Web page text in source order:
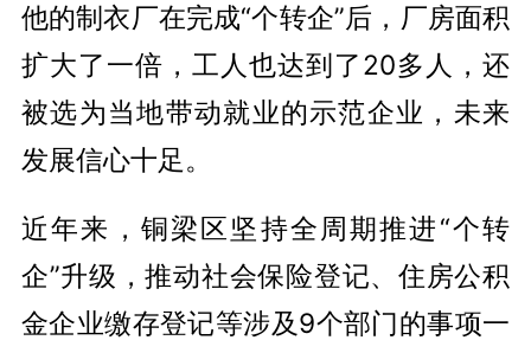
他的制衣厂在完成“个转企”后，厂房面积
扩大了一倍，工人也达到了20多人，还
被选为当地带动就业的示范企业，未来
发展信心十足。
近年来，铜梁区坚持全周期推进“个转
企”升级，推动社会保险登记、住房公积
金企业缴存登记等涉及9个部门的事项一